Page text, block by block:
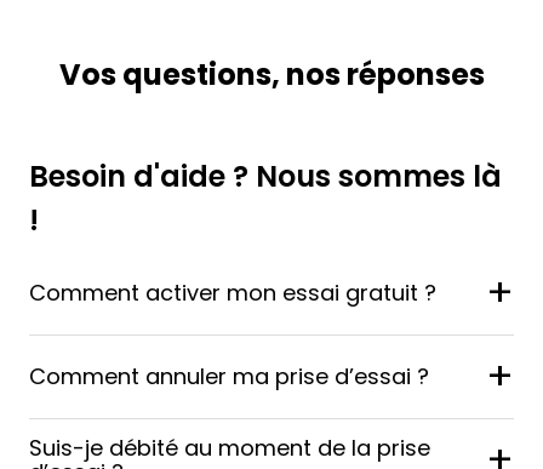
Vos questions, nos réponses
Besoin d'aide ? Nous sommes là
!
Comment activer mon essai gratuit ? +
Comment annuler ma prise d’essai ? +
Suis-je débité au moment de la prise